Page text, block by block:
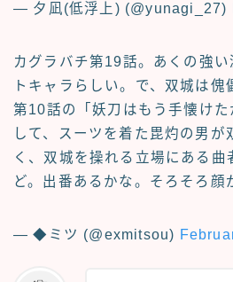
— 夕凪(低浮上) (@yunagi_27)
カグラバチ第19話。あくの強
トキャラらしい。で、双城は
第10話の「妖刀はもう手懐け
して、スーツを着た毘灼の男が
く、双城を操れる立場にある曲
ど。出番あるかな。そろそろ顔
— ◆ミツ (@exmitsou)